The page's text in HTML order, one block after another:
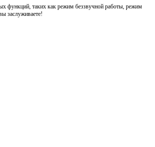
функций, таких как режим беззвучной работы, режим
заслуживаете!